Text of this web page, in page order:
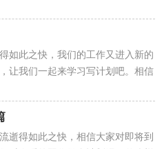
么样的计划才是适合自己的...
如此之快，我们的工作又进入新的
让我们一起来学习写计划吧。相信
小编帮大家整理的教...
逝得如此之快，相信大家对即将到